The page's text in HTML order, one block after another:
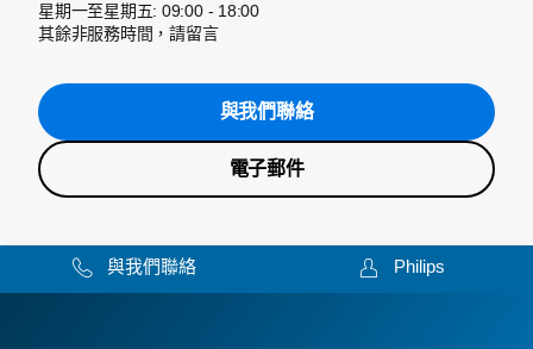
星期一至星期五: 09:00 - 18:00
其餘非服務時間，請留言
與我們聯絡
電子郵件
與我們聯絡 Philips